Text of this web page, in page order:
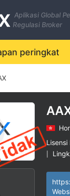
Aplikasi Global
Regulasi Broker
peringkat